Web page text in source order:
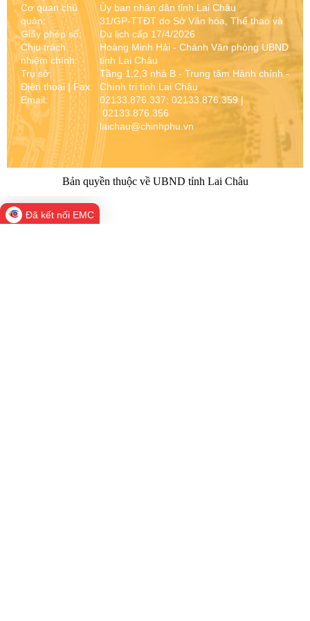
Cơ quan chủ
quản:
Giấy phép số:
Chịu trách
nhiệm chính:
Trụ sở:
Điện thoại | Fax:
Email:
Ủy ban nhân dân tỉnh Lai Châu
31/GP-TTĐT do Sở Văn hóa, Thể thao và
Du lịch cấp 17/4/2026
Hoàng Minh Hải - Chánh Văn phòng UBND
tỉnh Lai Châu
Tầng 1,2,3 nhà B - Trung tâm Hành chính -
Chính trị tỉnh Lai Châu
02133.876.337; 02133.876.359 |
02133.876.356
laichau@chinhphu.vn
Bản quyền thuộc về UBND tỉnh Lai Châu
Đã kết nối EMC